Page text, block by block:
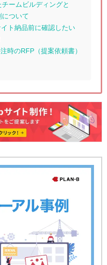
ームビルディングと
ついて
イト納品前に確認したい
時のRFP（提案依頼書）